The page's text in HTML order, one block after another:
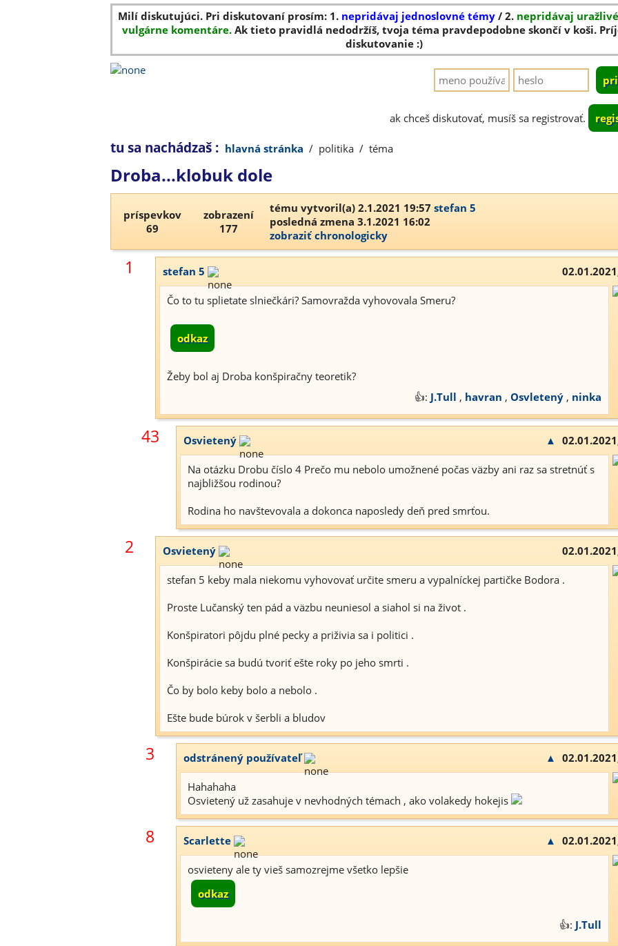
Milí diskutujúci. Pri diskutovaní prosím: 1. nepridávaj jednoslovné témy / 2. nepridávaj
vulgárne komentáre.Ak tieto pravidlá nedodržíš, tvoja téma pravdepodobne skončí v koši.
diskutovanie :)
ak chceš diskutovať, musíš sa registrovať.
tu sa nachádzaš : hlavná stránka / politika / téma
Droba...klobuk dole
príspevkov
69
zobrazení
177
tému vytvoril(a) 2.1.2021 19:57 stefan 5
posledná zmena 3.1.2021 16:02
zobraziť chronologicky
1 stefan 5
Čo to tu splietate slniečkári? Samovražda vyhovovala Smeru?
odkaz
Žeby bol aj Droba konšpiračny teoretik?
👍: J.Tull , havran , Osvletený , ninka
43 Osvietený ▲
Na otázku Drobu číslo 4 Prečo mu nebolo umožnené počas väzby ani raz sa stretnúť s
najbližšou rodinou?
Rodina ho navštevovala a dokonca naposledy deň pred smrťou.
2 Osvietený
stefan 5 keby mala niekomu vyhovovať určite smeru a vypalníckej partičke Bodora .
Proste Lučanský ten pád a väzbu neuniesol a siahol si na život .
Konšpiratori pôjdu plné pecky a priživia sa i politici .
Konšpirácie sa budú tvoriť ešte roky po jeho smrti .
Čo by bolo keby bolo a nebolo .
Ešte bude búrok v šerbli a bludov
3 odstránený používateľ ▲
Hahahaha
Osvietený už zasahuje v nevhodných témach , ako volakedy hokejis
8 Scarlette ▲
osvieteny ale ty vieš samozrejme všetko lepšie
odkaz
👍: J.Tull